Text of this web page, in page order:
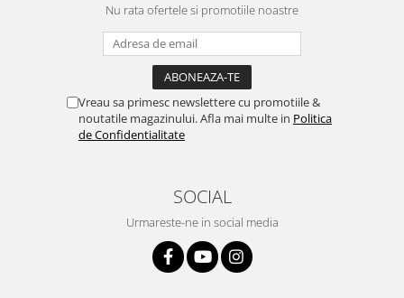
Nu rata ofertele si promotiile noastre
Vreau sa primesc newslettere cu promotiile &
noutatile magazinului. Afla mai multe in Politica
de Confidentialitate
SOCIAL
Urmareste-ne in social media